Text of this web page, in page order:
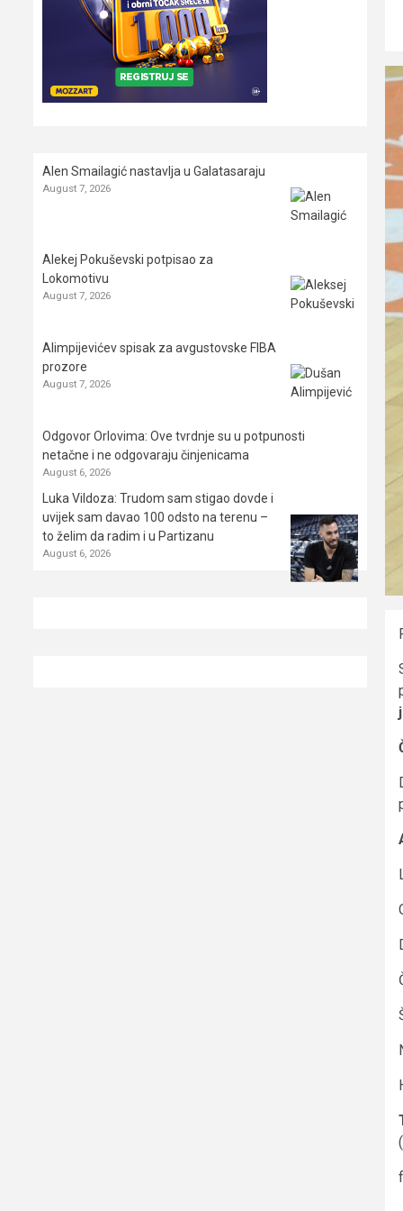
Alen Smailagić nastavlja u Galatasaraju
August 7, 2026
Alekej Pokuševski potpisao za
Lokomotivu
August 7, 2026
Alimpijevićev spisak za avgustovske FIBA
prozore
August 7, 2026
Odgovor Orlovima: ​Ove tvrdnje su u potpunosti
netačne i ne odgovaraju činjenicama
August 6, 2026
Luka Vildoza: Trudom sam stigao dovde i
uvijek sam davao 100 odsto na terenu –
to želim da radim i u Partizanu
August 6, 2026